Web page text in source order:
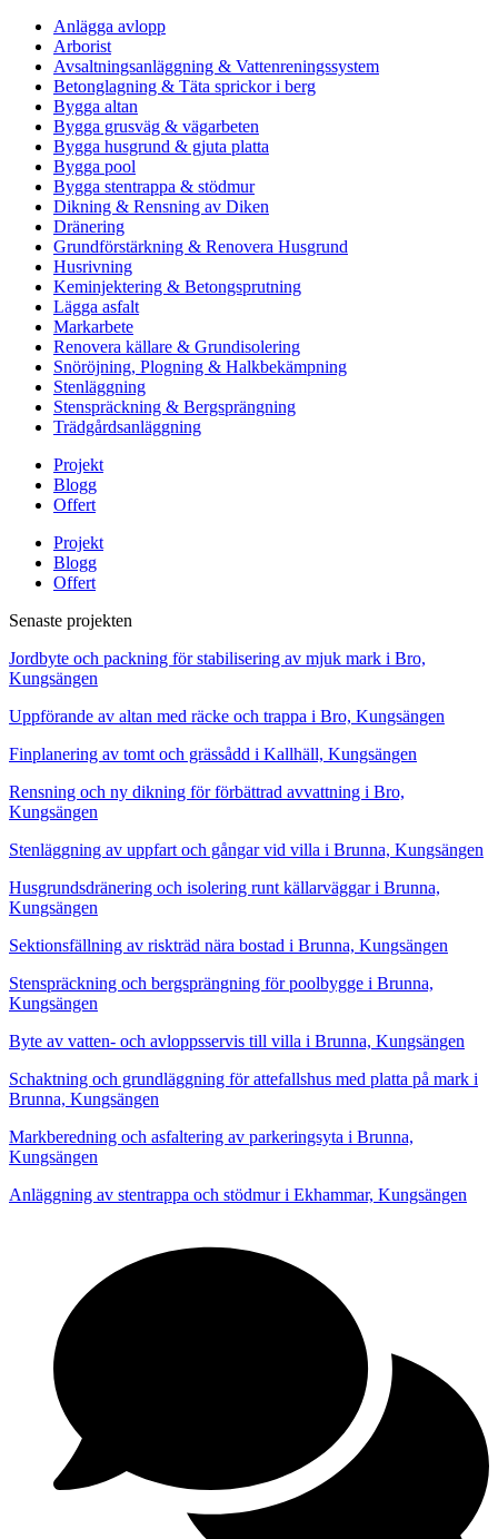
Anlägga avlopp
Arborist
Avsaltningsanläggning & Vattenreningssystem
Betonglagning & Täta sprickor i berg
Bygga altan
Bygga grusväg & vägarbeten
Bygga husgrund & gjuta platta
Bygga pool
Bygga stentrappa & stödmur
Dikning & Rensning av Diken
Dränering
Grundförstärkning & Renovera Husgrund
Husrivning
Keminjektering & Betongsprutning
Lägga asfalt
Markarbete
Renovera källare & Grundisolering
Snöröjning, Plogning & Halkbekämpning
Stenläggning
Stenspräckning & Bergsprängning
Trädgårdsanläggning
Projekt
Blogg
Offert
Projekt
Blogg
Offert
Senaste projekten
Jordbyte och packning för stabilisering av mjuk mark i Bro,
Kungsängen
Uppförande av altan med räcke och trappa i Bro, Kungsängen
Finplanering av tomt och grässådd i Kallhäll, Kungsängen
Rensning och ny dikning för förbättrad avvattning i Bro,
Kungsängen
Stenläggning av uppfart och gångar vid villa i Brunna, Kungsängen
Husgrundsdränering och isolering runt källarväggar i Brunna,
Kungsängen
Sektionsfällning av riskträd nära bostad i Brunna, Kungsängen
Stenspräckning och bergsprängning för poolbygge i Brunna,
Kungsängen
Byte av vatten- och avloppsservis till villa i Brunna, Kungsängen
Schaktning och grundläggning för attefallshus med platta på mark i
Brunna, Kungsängen
Markberedning och asfaltering av parkeringsyta i Brunna,
Kungsängen
Anläggning av stentrappa och stödmur i Ekhammar, Kungsängen